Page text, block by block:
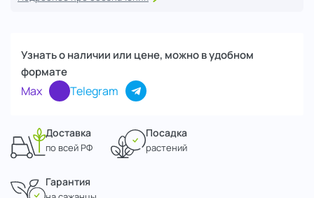
Узнать о наличии или цене, можно в удобном
формате
Max Telegram
Доставка
по всей РФ
Посадка
растений
Гарантия